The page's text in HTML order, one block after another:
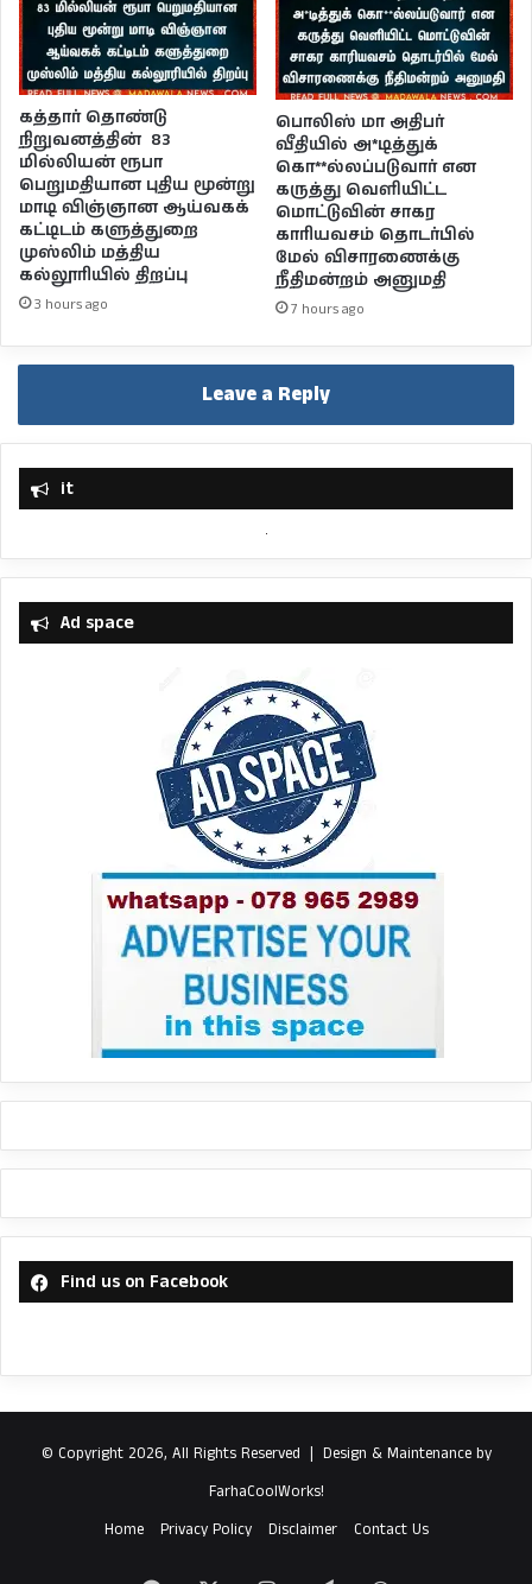
கத்தார் தொண்டு
நிறுவனத்தின் 83
மில்லியன் ரூபா
பெறுமதியான புதிய மூன்று
மாடி விஞ்ஞான ஆய்வகக்
கட்டிடம் களுத்துறை
முஸ்லிம் மத்திய
கல்லூரியில் திறப்பு
3 hours ago
பொலிஸ் மா அதிபர்
வீதியில் அ*டித்துக்
கொ**ல்லப்படுவார் என
கருத்து வெளியிட்ட
மொட்டுவின் சாகர
காரியவசம் தொடர்பில்
மேல் விசாரணைக்கு
நீதிமன்றம் அனுமதி
7 hours ago
Leave a Reply
it
Ad space
Find us on Facebook
© Copyright 2026, All Rights Reserved | Design & Maintenance by
FarhaCoolWorks!
Home
Privacy Policy Disclaimer Contact Us